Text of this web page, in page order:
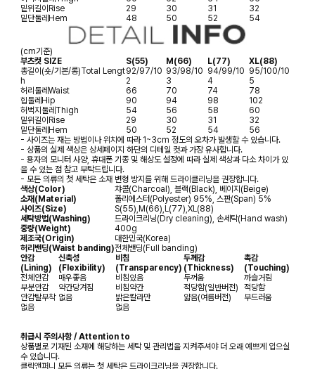
밑위길이Rise 29 30 31
32
밑단둘레Hem 48 50 52 54
(cm기준)
부츠컷 SIZE
S(55) M(66) L(77)
XL(88)
총길이(숏/기본/롱)Total Lengt
h
92/97/10
2
93/98/10
3
94/99/10
4
95/100/10
5
허리둘레 Waist 66 70 74
78
힙둘레 Hip 90 94 98
102
허벅지둘레 Thigh 54 56 58
60
밑위길이 Rise 29 30 31
32
밑단둘레 Hem 50 52 54
56
- 사이즈는 재는 방법이나 위치에 따라 1~3cm 정도의 오차가 발생할 수 있습니다.
- 상품의 실제 색상은 상세페이지 하단의 디테일 컷과 가장 유사합니다.
- 용자의 모니터 사양, 휴대폰 기종 및 해상도 설정에 따라 실제 색상과 다소 차이가 있
을 수 있는 점 참고 부탁드립니다.
- 모든 의류의 첫 세탁은 소재 변형 방지를 위해 드라이클리닝을 권장합니다.
색상(Color)
챠콜(Charcoal), 블랙(Black), 베이지(Beige)
소재(Material)
폴리에스터(Polyester) 95%, 스판(Span) 5%
사이즈(Size)
S(55),M(66),L(77),XL(88)
세탁방법(Washing)
드라이크리닝(Dry cleaning), 손세탁(Hand wash)
중량(Weight)
400g
제조국(Origin)
대한민국(Korea)
허리밴딩(Waist banding)전체밴딩(Full banding)
안감
(Lining)
신축성
(Flexibility)
비침
(Transparency)
두께감
(Thickness)
촉감
(Touching)
전체안감
매우좋음 비침있음 두꺼움
까슬거림
부분안감
약간당겨짐 비침약간 적당함(일반버전)
적당함
안감탈부착 없음 밝은칼라만 얇음(여름버전)
부드러움
없음
없음
취급시 주의사항 / Attention to
상품별로 기재된 소재에 해당하는 세탁 및 관리법을 지켜주셔야 더 오래 예쁘게 입으실
수 있습니다.
클릭앤퍼니 모든 의류는 첫 세탁은 드라이크리닝을 권장합니다.